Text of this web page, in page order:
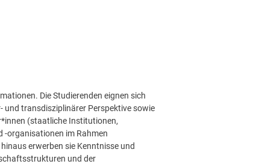
Die Studierenden eignen sich
und transdisziplinärer Perspektive sowie
(staatliche Institutionen,
-organisationen im Rahmen
erwerben sie Kenntnisse und
und der